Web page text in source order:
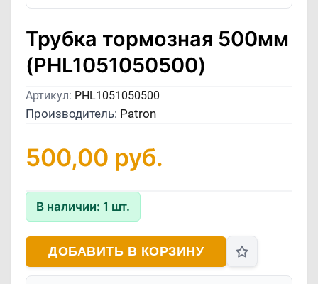
Трубка тормозная 500мм
(PHL1051050500)
Артикул: PHL1051050500
Производитель: Patron
500,00 руб.
В наличии: 1 шт.
ДОБАВИТЬ В КОРЗИНУ